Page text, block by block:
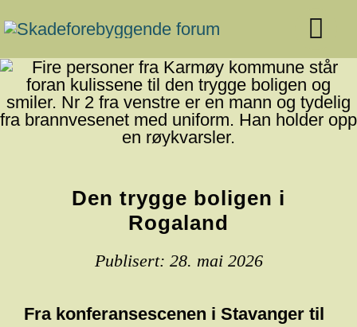
to
content
Den trygge boligen i
Rogaland
Publisert: 28. mai 2026
Fra konferansescenen i Stavanger til